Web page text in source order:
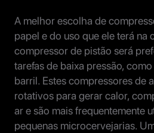
A melhor escolha de
papel e do uso que ele terá na
compressor de pistão será
tarefas de baixa pressão,
barril. Estes compressores de
rotativos para gerar calor,
ar e são mais frequentemente
pequenas microcervejarias.